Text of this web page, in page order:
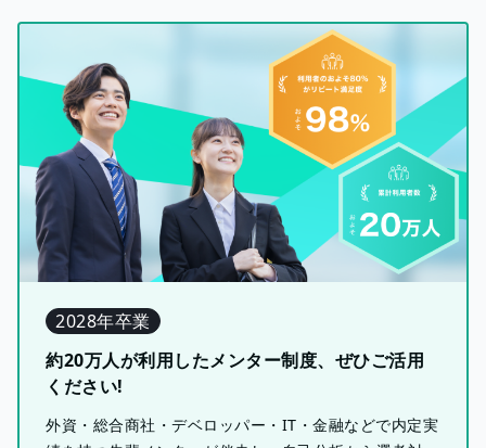
2028年卒業
約20万人が利用したメンター制度、ぜひご活用
ください!
外資・総合商社・デベロッパー・IT・金融などで内定実